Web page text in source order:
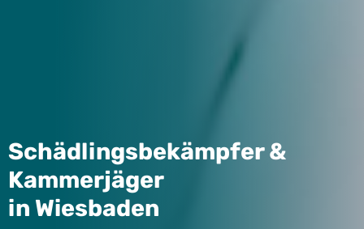
Schädlingsbekämpfer &
Kammerjäger
in Wiesbaden